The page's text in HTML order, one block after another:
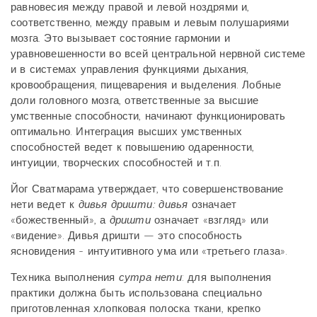
равновесия между правой и левой ноздрями и,
соответственно, между правым и левым полушариями
мозга. Это вызывает состояние гармонии и
уравновешенности во всей центральной нервной системе
и в системах управления функциями дыхания,
кровообращения, пищеварения и выделения.Лобные
доли головного мозга, ответственные за высшие
умственные способности, начинают функционировать
оптимально. Интеграция высших умственных
способностей ведет к повышению одаренности,
интуиции, творческих способностей и т.п.
Йог Сватмарама утверждает, что совершенствование
нети ведет к дивья дришти: дивья означает
«божественный», а дриштиозначает «взгляд» или
«видение». Дивья дришти — это способность
ясновидения - интуитивного ума или «третьего глаза».
Техника выполнения сутра нети: для выполнения
практики должна быть использована специально
приготовленная хлопковая полоска ткани, крепко